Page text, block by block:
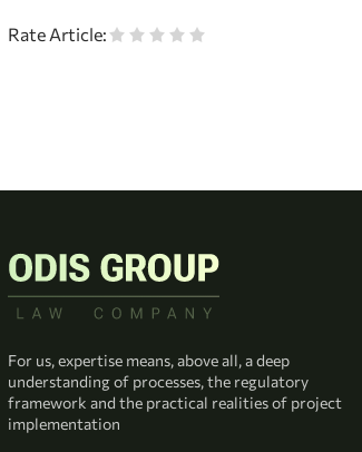
Rate Article:
For us, expertise means, above all, a deep
understanding of processes, the regulatory
framework and the practical realities of project
implementation